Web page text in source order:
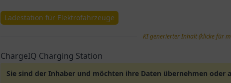
Ladestation für Elektrofahrzeuge
KI generierter Inhalt (klicke für
ChargeIQ Charging Station
Sie sind der Inhaber und möchten ihre Daten übernehmen oder